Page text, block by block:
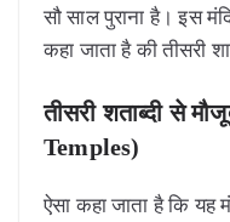
सौ साल पुराना है। इस
कहा जाता है की तीसरी
तीसरी शताब्दी से
Temples)
ऐसा कहा जाता है कि यह